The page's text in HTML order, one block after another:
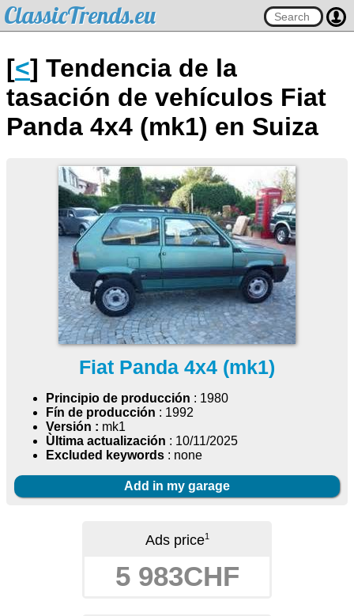
ClassicTrends.eu
[<] Tendencia de la
tasación de vehículos Fiat
Panda 4x4 (mk1) en Suiza
Fiat Panda 4x4 (mk1)
Principio de producción : 1980
Fín de producción : 1992
Versión : mk1
Ùltima actualización : 10/11/2025
Excluded keywords : none
Add in my garage
Ads price1
5 983CHF